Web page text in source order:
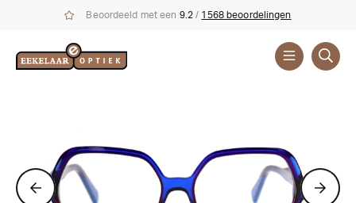
Beoordeeld met een 9.2 / 1568 beoordelingen